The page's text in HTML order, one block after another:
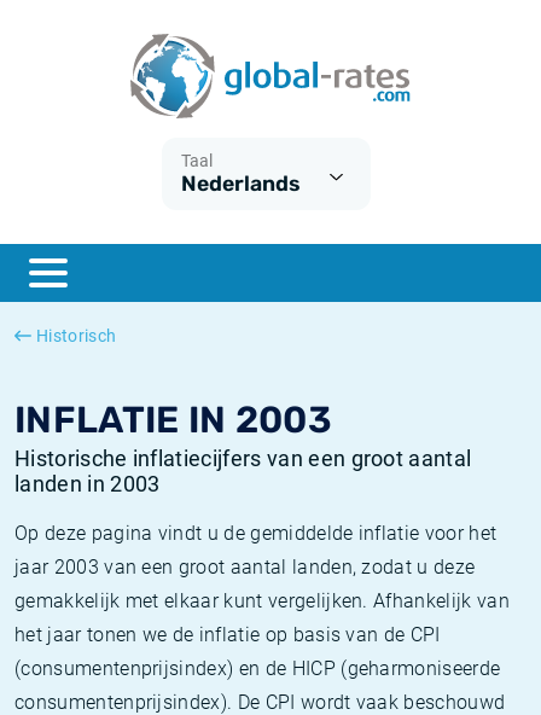
Taal
Nederlands
Historisch
INFLATIE IN 2003
Historische inflatiecijfers van een groot aantal
landen in 2003
Op deze pagina vindt u de gemiddelde inflatie voor het
jaar 2003 van een groot aantal landen, zodat u deze
gemakkelijk met elkaar kunt vergelijken. Afhankelijk van
het jaar tonen we de inflatie op basis van de CPI
(consumentenprijsindex) en de HICP (geharmoniseerde
consumentenprijsindex). De CPI wordt vaak beschouwd
ESTER
SONIA
Wat is CPI inflatie?
Wat is HICP inflatie?
Nederlandse inflatie - CPI
Amerikaanse inflatie - CPI
Euribor historie
SOFR historie
TONAR historie
Inflatiecalculator